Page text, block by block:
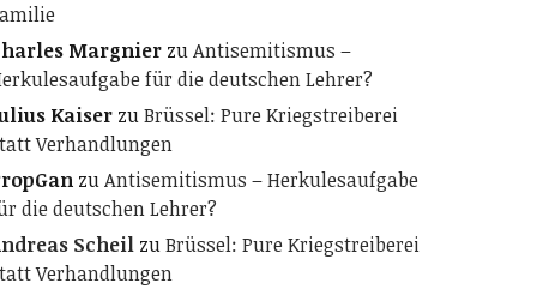
MargnierzuAntisemitismus –
für die deutschen Lehrer?
KaiserzuBrüssel: Pure Kriegstreiberei
Verhandlungen
zuAntisemitismus – Herkulesaufgabe
die deutschen Lehrer?
ScheilzuBrüssel: Pure Kriegstreiberei
Verhandlungen